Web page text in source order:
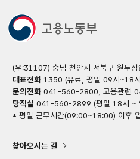
(우:31107) 충남 천안시 서북구 원두
대표전화1350 (유료, 평일 09시~18
문의전화041-560-2800, 고용관련
당직실 041-560-2899 (평일 18시 ~
* 평일 근무시간(09:00~18:00) 이후
찾아오시는 길